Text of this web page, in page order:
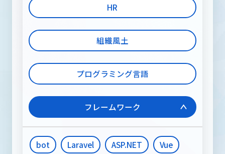
お問い合わせ
HR
組織風土
プログラミング言語
フレームワーク
bot Laravel ASP.NET Vue